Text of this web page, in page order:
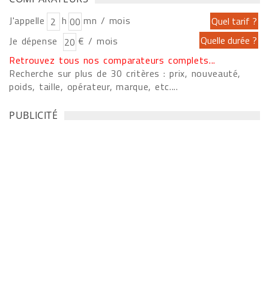
J'appelle h
mn / mois
Je dépense
€ / mois
Retrouvez tous nos comparateurs complets...
Recherche sur plus de 30 critères : prix, nouveauté,
poids, taille, opérateur, marque, etc....
PUBLICITÉ